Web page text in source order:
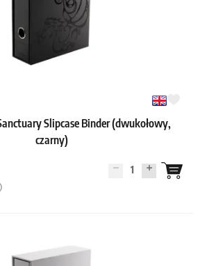
Slipcase Binder (dwukołowy,
czarny)
1